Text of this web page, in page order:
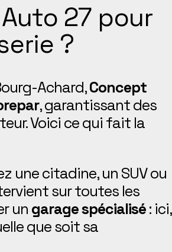
27 pour
?
Achard,Concept
, garantissant des
Voici ce qui fait la
une citadine, un SUV ou
sur toutes les
un garage spécialisé: ici,
que soit sa